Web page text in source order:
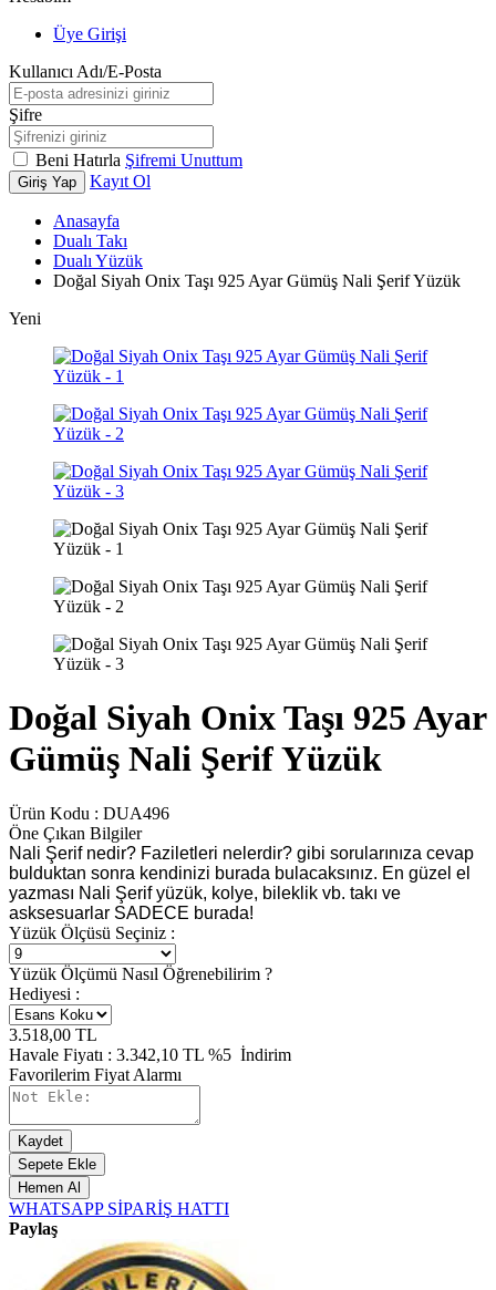
Üye Girişi
Kullanıcı Adı/E-Posta
Şifre
Beni Hatırla Şifremi Unuttum
Giriş Yap Kayıt Ol
Anasayfa
Dualı Takı
Dualı Yüzük
Doğal Siyah Onix Taşı 925 Ayar Gümüş Nali Şerif Yüzük
Yeni
Doğal Siyah Onix Taşı 925 Ayar
Gümüş Nali Şerif Yüzük
Ürün Kodu : DUA496
Öne Çıkan Bilgiler
Nali Şerif nedir? Faziletleri nelerdir? gibi sorularınıza cevap
bulduktan sonra kendinizi burada bulacaksınız. En güzel el
yazması Nali Şerif yüzük, kolye, bileklik vb. takı ve
asksesuarlar SADECE burada!
Yüzük Ölçüsü Seçiniz :
Yüzük Ölçümü Nasıl Öğrenebilirim ?
Hediyesi :
3.518,00 TL
Havale Fiyatı : 3.342,10 TL %5 İndirim
Favorilerim Fiyat Alarmı
Kaydet
Sepete Ekle
Hemen Al
WHATSAPP SİPARİŞ HATTI
Paylaş